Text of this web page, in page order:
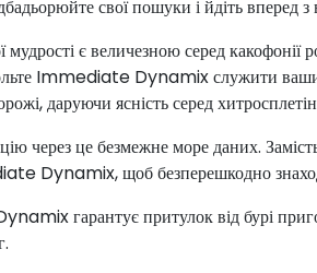
свої пошуки і йдіть
є величезною серед какофонії
Immediate Dynamix служити
даруючи ясність серед
через це безмежне море даних.
Dynamix, щоб безперешкодно
гарантує притулок від бурі